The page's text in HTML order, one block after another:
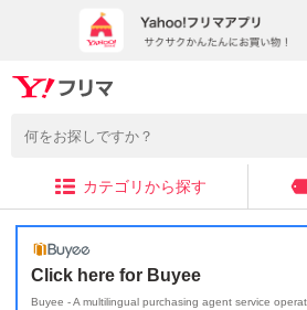
カテゴリから探す
Click here for Buyee
Buyee - A multilingual purchasing agent service